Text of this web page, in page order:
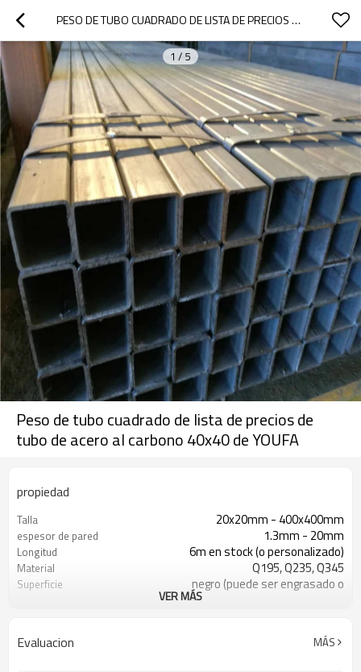
PESO DE TUBO CUADRADO DE LISTA DE PRECIOS DE TUBO DE ACERO AL CARBONO 40X40 DE YOUFA
1 / 5
Peso de tubo cuadrado de lista de precios de
tubo de acero al carbono 40x40 de YOUFA
propiedad
Talla 20x20mm - 400x400mm
espesor de pared 1.3mm - 20mm
Longitud 6m en stock (o personalizado)
Material Q195, Q235, Q345
Superficie
negro (puede ser engrasado o
exportación
Estándar ASTM A53 Gr. A B C
VER MÁS
Evaluacion MÁS